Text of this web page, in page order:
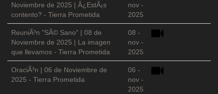
Noviembre de 2025 | Â¿EstÃ¡s
contento? - Tierra Prometida
nov -
2025
ReuniÃ³n "SÃ© Sano" | 08 de
Noviembre de 2025 | La imagen
que llevamos - Tierra Prometida
08 -
nov -
2025
OraciÃ³n | 06 de Noviembre de
2025 - Tierra Prometida
06 -
nov -
2025